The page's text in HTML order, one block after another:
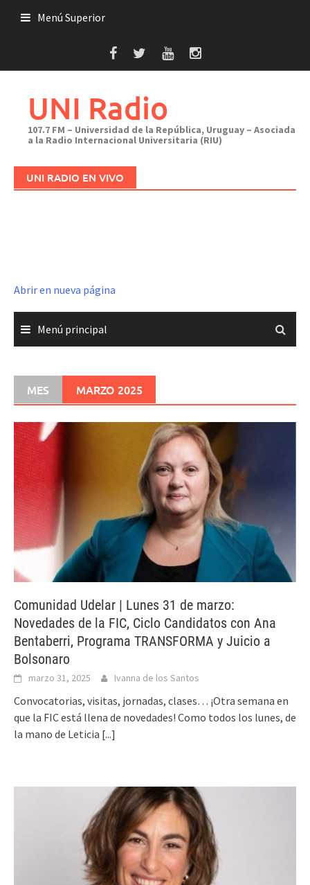
Menú Superior
UNI Radio
107.7 FM – Universidad de la República, Uruguay – Asociada
a la Radio Internacional Universitaria (RIU)
UNI RADIO EN VIVO
Abrir en nueva página
Menú principal
MES MARZO 2025
Comunidad Udelar | Lunes 31 de marzo:
Novedades de la FIC, Ciclo Candidatos con Ana
Bentaberri, Programa TRANSFORMA y Juicio a
Bolsonaro
marzo 31, 2025 Ivanna de los Santos
Convocatorias, visitas, jornadas, clases… ¡Otra semana en
que la FIC está llena de novedades! Como todos los lunes, de
la mano de Leticia [...]